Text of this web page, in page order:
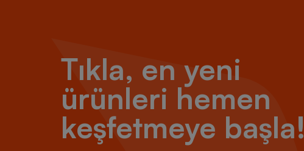
Tıkla, en yeni
ürünleri hemen
keşfetmeye başla!